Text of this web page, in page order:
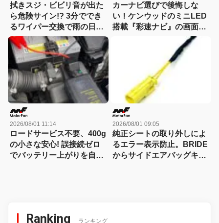
拭きスジ・ビビリ音が出た
ら危険サイン!? 3分ででき
るワイパー交換で雨の日の
視界が激変！
カーナビ選びで後悔しな
い！ケンウッドのミニLED
搭載『彩速ナビ』の画面の
良さは店頭で一目瞭然？
2026/08/01 11:14
ロードサービス不要、400g
の小さな安心! 誤接続ゼロ
でバッテリー上がりを自力
2026/08/01 09:05
純正シートの取り外しによ
るエラー表示防止。BRIDE
からサイドエアバッグキャ
Ranking ランキング